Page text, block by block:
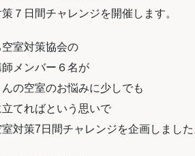
７日間チャレンジを開催します。
室対策協会の
メンバー６名が
の空室のお悩みに少しでも
立てればという思いで
室対策7日間チャレンジを企画しまし